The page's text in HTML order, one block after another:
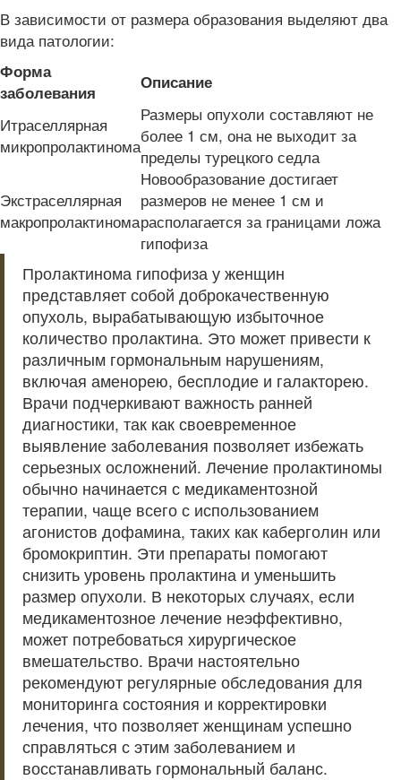
В зависимости от размера образования выделяют два
вида патологии:
Форма
заболевания
Описание
Итраселлярная
микропролактинома
Размеры опухоли составляют не
более 1 см, она не выходит за
пределы турецкого седла
Экстраселлярная
макропролактинома
Новообразование достигает
размеров не менее 1 см и
располагается за границами ложа
гипофиза
Пролактинома гипофиза у женщин
представляет собой доброкачественную
опухоль, вырабатывающую избыточное
количество пролактина. Это может привести к
различным гормональным нарушениям,
включая аменорею, бесплодие и галакторею.
Врачи подчеркивают важность ранней
диагностики, так как своевременное
выявление заболевания позволяет избежать
серьезных осложнений. Лечение пролактиномы
обычно начинается с медикаментозной
терапии, чаще всего с использованием
агонистов дофамина, таких как каберголин или
бромокриптин. Эти препараты помогают
снизить уровень пролактина и уменьшить
размер опухоли. В некоторых случаях, если
медикаментозное лечение неэффективно,
может потребоваться хирургическое
вмешательство. Врачи настоятельно
рекомендуют регулярные обследования для
мониторинга состояния и корректировки
лечения, что позволяет женщинам успешно
справляться с этим заболеванием и
восстанавливать гормональный баланс.